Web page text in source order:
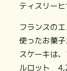
ティスリーヒ
フランスの
使ったお菓
スケーキは
ルロット